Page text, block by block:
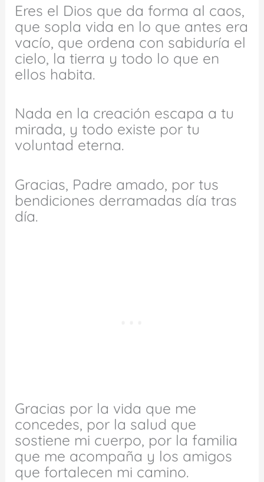
Eres el Dios que da forma al caos,
que sopla vida en lo que antes era
vacío, que ordena con sabiduría el
cielo, la tierra y todo lo que en
ellos habita.
Nada en la creación escapa a tu
mirada, y todo existe por tu
voluntad eterna.
Gracias, Padre amado, por tus
bendiciones derramadas día tras
día.
Gracias por la vida que me
concedes, por la salud que
sostiene mi cuerpo, por la familia
que me acompaña y los amigos
que fortalecen mi camino.